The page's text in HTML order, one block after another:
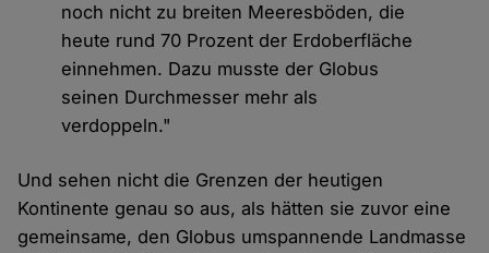
noch nicht zu breiten Meeresböden, die
heute rund 70 Prozent der Erdoberfläche
einnehmen. Dazu musste der Globus
seinen Durchmesser mehr als
verdoppeln."
Und sehen nicht die Grenzen der heutigen
Kontinente genau so aus, als hätten sie zuvor eine
gemeinsame, den Globus umspannende Landmasse